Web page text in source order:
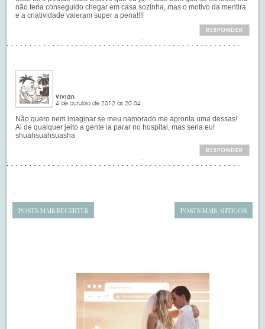
não teria conseguido chegar em casa sozinha, mas o motivo da mentira
e a criatividade valeram super a pena!!!!
RESPONDER
Vivian
4 de outubro de 2012 às 20:04
Não quero nem imaginar se meu namorado me apronta uma dessas!
Ai de qualquer jeito a gente ia parar no hospital, mas seria eu!
shuahsuahsuasha
RESPONDER
POSTS MAIS RECENTES POSTS MAIS ANTIGOS
SIDEBAR